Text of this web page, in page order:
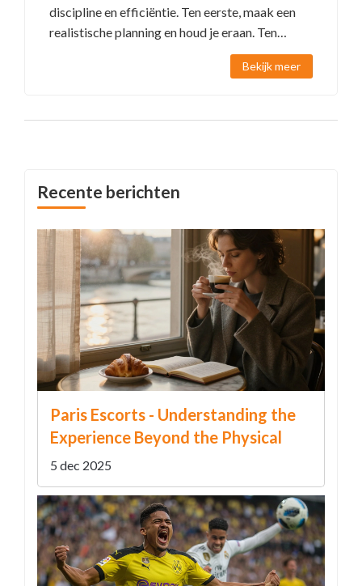
discipline en efficiëntie. Ten eerste, maak een
realistische planning en houd je eraan. Ten
tweede, blijf gefocust en gedisciplineerd bij het
schrijven. Tot slot, maak gebruik vanBekijk meer
Recente berichten
Paris Escorts - Understanding the
Experience Beyond the Physical
5 dec 2025